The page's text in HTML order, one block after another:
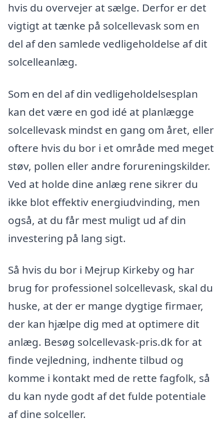
hvis du overvejer at sælge. Derfor er det
vigtigt at tænke på solcellevask som en
del af den samlede vedligeholdelse af dit
solcelleanlæg.
Som en del af din vedligeholdelsesplan
kan det være en god idé at planlægge
solcellevask mindst en gang om året, eller
oftere hvis du bor i et område med meget
støv, pollen eller andre forureningskilder.
Ved at holde dine anlæg rene sikrer du
ikke blot effektiv energiudvinding, men
også, at du får mest muligt ud af din
investering på lang sigt.
Så hvis du bor i Mejrup Kirkeby og har
brug for professionel solcellevask, skal du
huske, at der er mange dygtige firmaer,
der kan hjælpe dig med at optimere dit
anlæg. Besøg solcellevask-pris.dk for at
finde vejledning, indhente tilbud og
komme i kontakt med de rette fagfolk, så
du kan nyde godt af det fulde potentiale
af dine solceller.